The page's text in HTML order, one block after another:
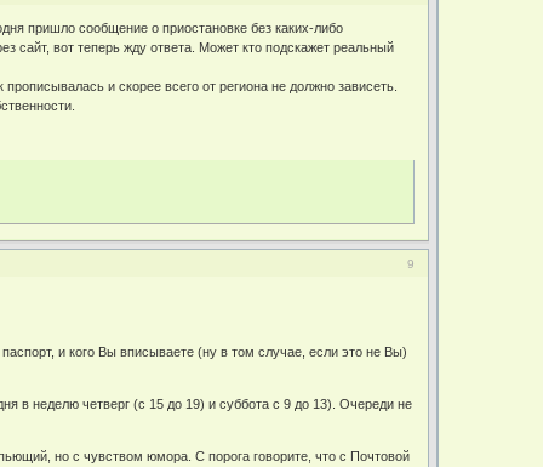
пришло сообщение о приостановке без каких-либо
сайт, вот теперь жду ответа. Может кто подскажет реальный
и скорее всего от региона не должно зависеть.
9
и кого Вы вписываете (ну в том случае, если это не Вы)
в неделю четверг (с 15 до 19) и суббота с 9 до 13). Очереди не
но с чувством юмора. С порога говорите, что с Почтовой